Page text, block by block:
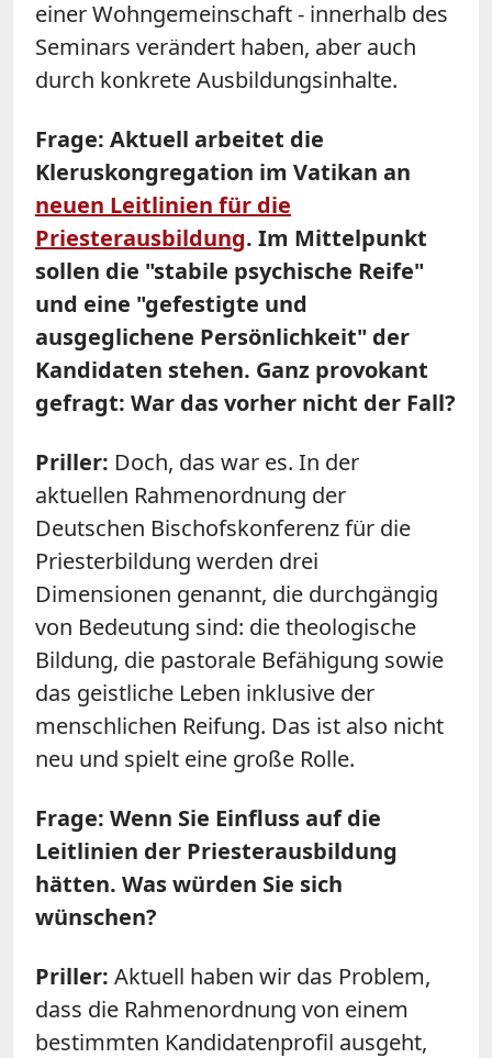
einer Wohngemeinschaft - innerhalb des
Seminars verändert haben, aber auch
durch konkrete Ausbildungsinhalte.
Frage: Aktuell arbeitet die
Kleruskongregation im Vatikan an
neuen Leitlinien für die
Priesterausbildung. Im Mittelpunkt
sollen die "stabile psychische Reife"
und eine "gefestigte und
ausgeglichene Persönlichkeit" der
Kandidaten stehen. Ganz provokant
gefragt: War das vorher nicht der Fall?
Priller: Doch, das war es. In der
aktuellen Rahmenordnung der
Deutschen Bischofskonferenz für die
Priesterbildung werden drei
Dimensionen genannt, die durchgängig
von Bedeutung sind: die theologische
Bildung, die pastorale Befähigung sowie
das geistliche Leben inklusive der
menschlichen Reifung. Das ist also nicht
neu und spielt eine große Rolle.
Frage: Wenn Sie Einfluss auf die
Leitlinien der Priesterausbildung
hätten. Was würden Sie sich
wünschen?
Priller: Aktuell haben wir das Problem,
dass die Rahmenordnung von einem
bestimmten Kandidatenprofil ausgeht,